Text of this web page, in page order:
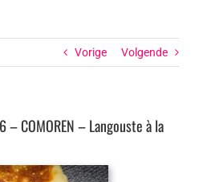
Vorige Volgende
COMOREN – Langouste à la